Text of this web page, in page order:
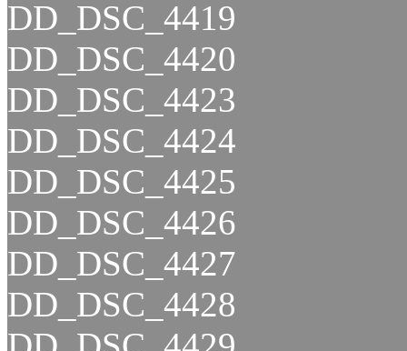
DD_DSC_4419
DD_DSC_4420
DD_DSC_4423
DD_DSC_4424
DD_DSC_4425
DD_DSC_4426
DD_DSC_4427
DD_DSC_4428